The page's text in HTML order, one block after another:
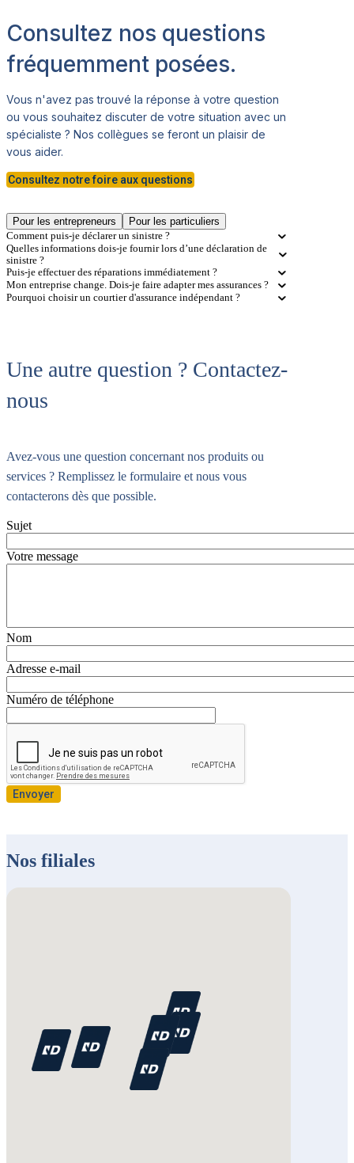
Consultez nos questions
fréquemment posées.
Vous n'avez pas trouvé la réponse à votre question
ou vous souhaitez discuter de votre situation avec un
spécialiste ? Nos collègues se feront un plaisir de
vous aider.
Consultez notre foire aux questions
Pour les entrepreneurs
Pour les particuliers
Comment puis-je déclarer un sinistre ?
Quelles informations dois-je fournir lors d’une déclaration de
sinistre ?
Puis-je effectuer des réparations immédiatement ?
Mon entreprise change. Dois-je faire adapter mes assurances ?
Pourquoi choisir un courtier d'assurance indépendant ?
Une autre question ? Contactez-
nous
Avez-vous une question concernant nos produits ou
services ? Remplissez le formulaire et nous vous
contacterons dès que possible.
Sujet
Votre message
Nom
Adresse e-mail
Numéro de téléphone
Envoyer
Nos filiales